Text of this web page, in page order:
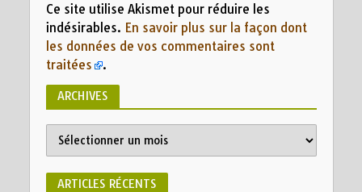
Ce site utilise Akismet pour réduire les
indésirables. En savoir plus sur la façon dont
les données de vos commentaires sont
traitées
.
ARCHIVES
ARTICLES RÉCENTS